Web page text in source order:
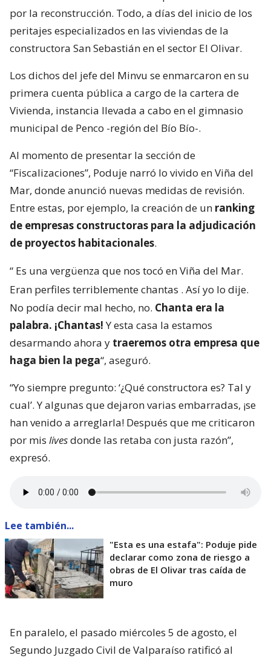
por la reconstrucción. Todo, a días del inicio de los
peritajes especializados en las viviendas de la
constructora San Sebastián en el sector El Olivar.
Los dichos del jefe del Minvu se enmarcaron en su
primera cuenta pública a cargo de la cartera de
Vivienda, instancia llevada a cabo en el gimnasio
municipal de Penco -región del Bío Bío-.
Al momento de presentar la sección de
“Fiscalizaciones”, Poduje narró lo vivido en Viña del
Mar, donde anunció nuevas medidas de revisión.
Entre estas, por ejemplo, la creación de un ranking
de empresas constructoras para la adjudicación
de proyectos habitacionales.
“ Es una vergüenza que nos tocó en Viña del Mar.
Eran perfiles terriblemente chantas . Así yo lo dije.
No podía decir mal hecho, no. Chanta era la
palabra. ¡Chantas!Y esta casa la estamos
desarmando ahora y traeremos otra empresa que
haga bien la pega“, aseguró.
“Yo siempre pregunto: ‘¿Qué constructora es? Tal y
cual’. Y algunas que dejaron varias embarradas, ¡se
han venido a arreglarla! Después que me criticaron
por mis livesdonde las retaba con justa razón”,
expresó.
Lee también...
"Esta es una estafa": Poduje pide
declarar como zona de riesgo a
obras de El Olivar tras caída de
muro
En paralelo, el pasado miércoles 5 de agosto, el
Segundo Juzgado Civil de Valparaíso ratificó al